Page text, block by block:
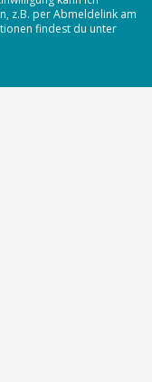
z.B. per Abmeldelink am
findest du unter